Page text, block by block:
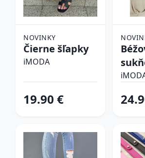
NOVINKY
Čierne šľapky
iMODA
19.90 €